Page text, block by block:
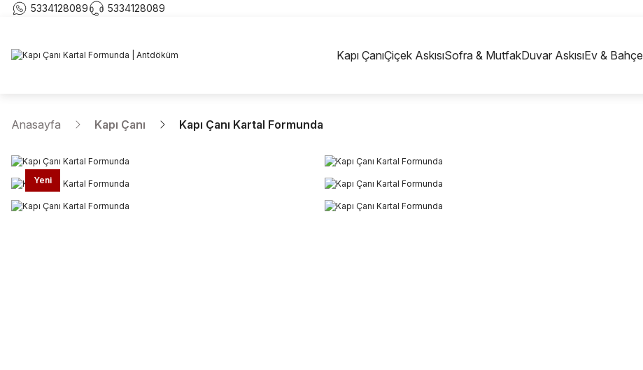
5334128089 5334128089
Kapı ÇanıÇiçek AskısıSofra & MutfakDuvar AskısıEv & Bahçe
Anasayfa Kapı Çanı Kapı Çanı Kartal Formunda
Yeni